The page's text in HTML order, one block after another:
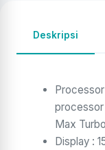
Deskripsi
processor
Max
Display :